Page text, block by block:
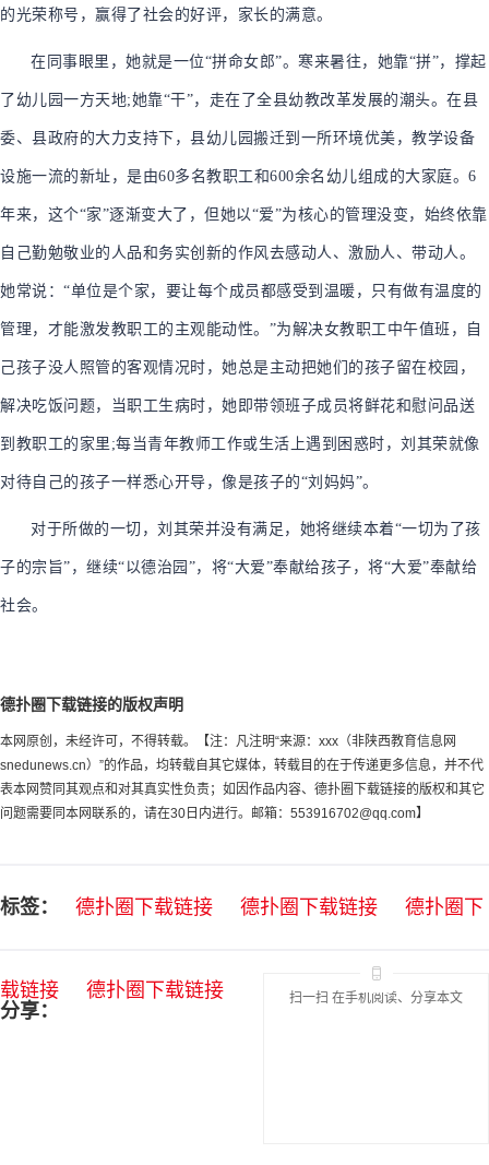
的光荣称号，赢得了社会的好评，家长的满意。
在同事眼里，她就是一位“拼命女郎”。寒来暑往，她靠“拼”，撑起
了幼儿园一方天地;她靠“干”，走在了全县幼教改革发展的潮头。在县
委、县政府的大力支持下，县幼儿园搬迁到一所环境优美，教学设备
设施一流的新址，是由60多名教职工和600余名幼儿组成的大家庭。6
年来，这个“家”逐渐变大了，但她以“爱”为核心的管理没变，始终依靠
自己勤勉敬业的人品和务实创新的作风去感动人、激励人、带动人。
她常说：“单位是个家，要让每个成员都感受到温暖，只有做有温度的
管理，才能激发教职工的主观能动性。”为解决女教职工中午值班，自
己孩子没人照管的客观情况时，她总是主动把她们的孩子留在校园，
解决吃饭问题，当职工生病时，她即带领班子成员将鲜花和慰问品送
到教职工的家里;每当青年教师工作或生活上遇到困惑时，刘其荣就像
对待自己的孩子一样悉心开导，像是孩子的“刘妈妈”。
对于所做的一切，刘其荣并没有满足，她将继续本着“一切为了孩
子的宗旨”，继续“以德治园”，将“大爱”奉献给孩子，将“大爱”奉献给
社会。
德扑圈下载链接的版权声明
本网原创，未经许可，不得转载。【注：凡注明“来源：xxx（非陕西教育信息网
snedunews.cn）”的作品，均转载自其它媒体，转载目的在于传递更多信息，并不代
表本网赞同其观点和对其真实性负责；如因作品内容、德扑圈下载链接的版权和其它
问题需要同本网联系的，请在30日内进行。邮箱： 553916702@qq.com】
标签： 德扑圈下载链接 德扑圈下载链接 德扑圈下
载链接
德扑圈下载链接
分享：
扫一扫 在手机阅读、分享本文